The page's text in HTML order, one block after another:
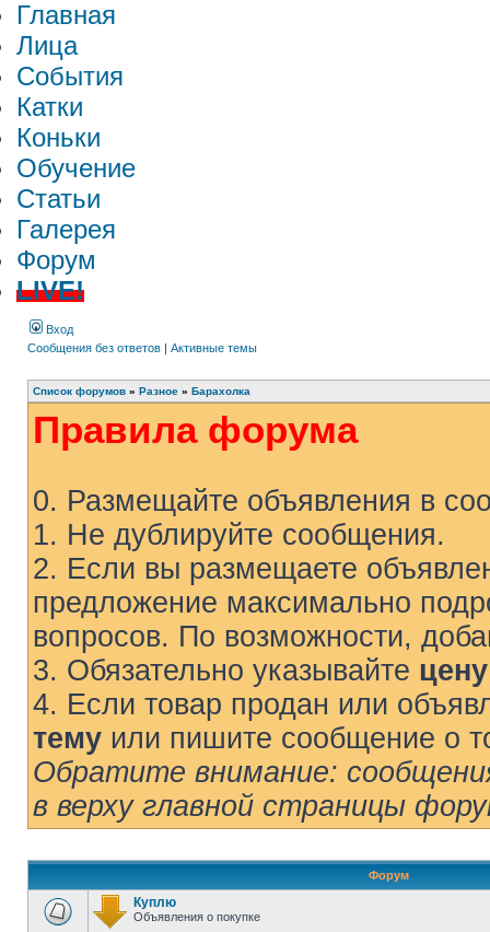
Главная
Лица
События
Катки
Коньки
Обучение
Статьи
Галерея
Форум
LIVE!
Вход
Сообщения без ответов | Активные темы
Список форумов » Разное » Барахолка
Правила форума
0. Размещайте объявления в
1. Не дублируйте сообщения.
2. Если вы размещаете
предложение максимально
вопросов. По возможности,
3. Обязательно указывайте
4. Если товар продан или
тему или пишите сообщение о
Обратите внимание:
в верху главной страницы
Форум
Куплю
Объявления о покупке